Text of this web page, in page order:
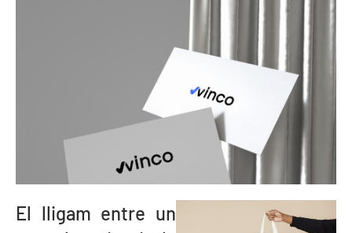
El lligam entre un